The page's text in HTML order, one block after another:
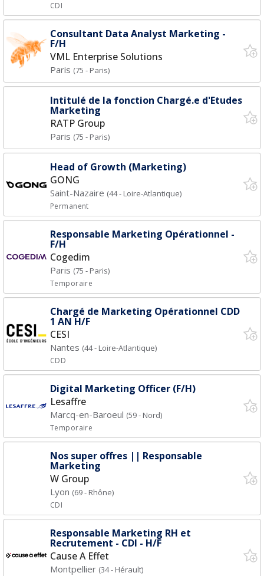
CDI
Consultant Data Analyst Marketing -
F/H
VML Enterprise Solutions
Paris (75 - Paris)
Intitulé de la fonction Chargé.e d'Etudes
Marketing
RATP Group
Paris (75 - Paris)
Head of Growth (Marketing)
GONG
Saint-Nazaire (44 - Loire-Atlantique)
Permanent
Responsable Marketing Opérationnel -
F/H
Cogedim
Paris (75 - Paris)
Temporaire
Chargé de Marketing Opérationnel CDD
1 AN H/F
CESI
Nantes (44 - Loire-Atlantique)
CDD
Digital Marketing Officer (F/H)
Lesaffre
Marcq-en-Baroeul (59 - Nord)
Temporaire
Nos super offres || Responsable
Marketing
W Group
Lyon (69 - Rhône)
CDI
Responsable Marketing RH et
Recrutement - CDI - H/F
Cause A Effet
Montpellier (34 - Hérault)